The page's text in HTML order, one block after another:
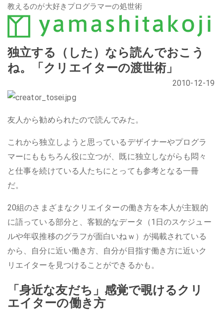
教えるのが大好きプログラマーの処世術
独立する（した）なら読んでおこう
ね。「クリエイターの渡世術」
2010-12-19
友人から勧められたので読んでみた。
これから独立しようと思っているデザイナーやプログラ
マーにももちろん役に立つが、既に独立しながらも悶々
と仕事を続けている人たちにとっても参考となる一冊
だ。
20組のさまざまなクリエイターの働き方を本人が主観的
に語っている部分と、客観的なデータ（1日のスケジュー
ルや年収推移のグラフが面白いねｗ）が掲載されている
から、自分に近い働き方、自分が目指す働き方に近いク
リエイターを見つけることができるかも。
「身近な友だち」感覚で覗けるクリ
エイターの働き方